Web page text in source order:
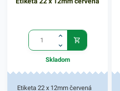
Skladom
Etiketa 22 x 12mm červená